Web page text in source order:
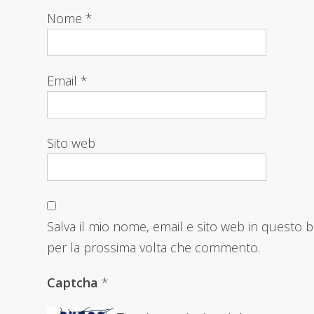
Nome*
Email*
Sito web
Salva il mio nome, email e sito web in questo
per la prossima volta che commento.
Captcha*